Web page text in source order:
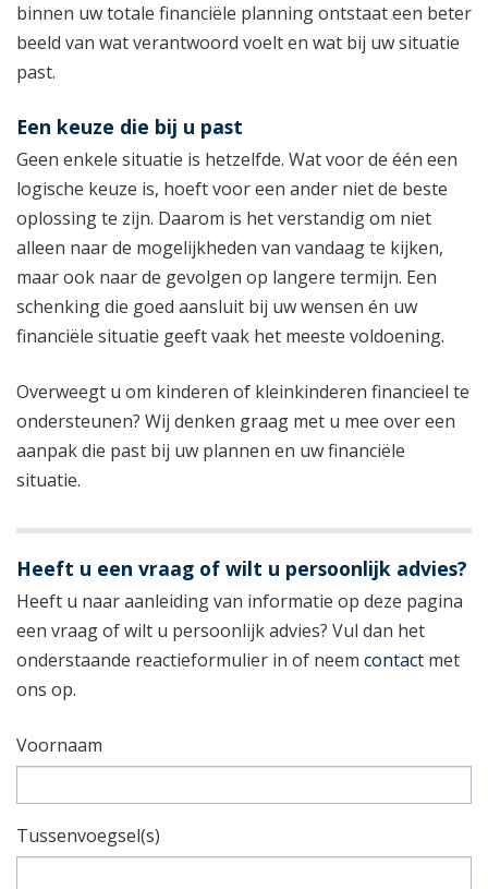
binnen uw totale financiële planning ontstaat een beter
beeld van wat verantwoord voelt en wat bij uw situatie
past.
Een keuze die bij u past
Geen enkele situatie is hetzelfde. Wat voor de één een
logische keuze is, hoeft voor een ander niet de beste
oplossing te zijn. Daarom is het verstandig om niet
alleen naar de mogelijkheden van vandaag te kijken,
maar ook naar de gevolgen op langere termijn. Een
schenking die goed aansluit bij uw wensen én uw
financiële situatie geeft vaak het meeste voldoening.
Overweegt u om kinderen of kleinkinderen financieel te
ondersteunen? Wij denken graag met u mee over een
aanpak die past bij uw plannen en uw financiële
situatie.
Heeft u een vraag of wilt u persoonlijk advies?
Heeft u naar aanleiding van informatie op deze pagina
een vraag of wilt u persoonlijk advies? Vul dan het
onderstaande reactieformulier in of neem contact met
ons op.
Voornaam
Tussenvoegsel(s)